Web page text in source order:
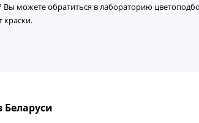
можете обратиться в лабораторию
краски.
Беларуси